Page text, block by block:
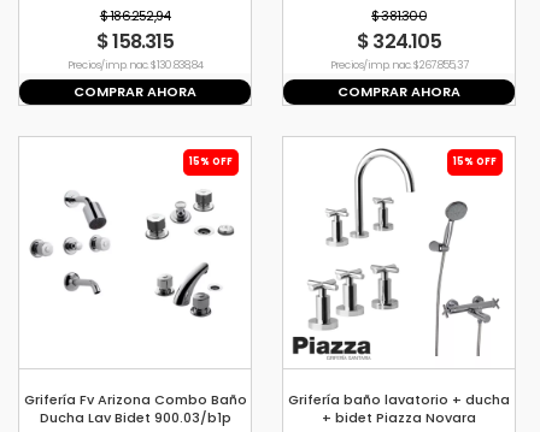
$ 186.252,94
$ 158.315
Precio s/imp. nac. $ 130.838,84
COMPRAR AHORA
$ 381.300
$ 324.105
Precio s/imp. nac. $ 267.855,37
COMPRAR AHORA
15% OFF
Grifería Fv Arizona Combo Baño
Ducha Lav Bidet 900.03/b1p
15% OFF
Grifería baño lavatorio + ducha
+ bidet Piazza Novara